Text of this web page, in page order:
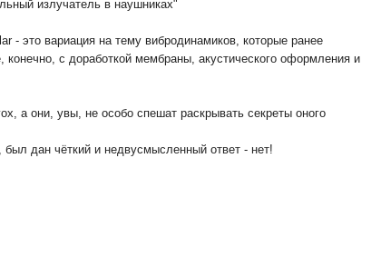
излучатель в наушниках"
- это вариация на тему вибродинамиков, которые ранее
с доработкой мембраны, акустического оформления и
а они, увы, не особо спешат раскрывать секреты оного
дан чёткий и недвусмысленный ответ - нет!